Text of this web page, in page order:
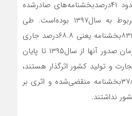
کاهش یافت. در کل، حدود ۴۱‌درصد‌بخشنامه‌‌‌‌‌های صادرشده
طی دوره‌مورد بررسی مربوط به سال‌۱۳۹۷ بوده‌است. طی
دوره‌مورد بررسی، تعداد ۸۳۲‌بخشنامه یعنی ۶۸.۸‌درصد جاری
بودند که بدون‌توجه به زمان صدور آنها از سال‌۱۳۹۵ تا پایان
فرآیند تجارت و تولید کشور اثرگذار هستند،
اما در این میان، تعداد ۳۷۸‌بخشنامه منقضی‌شده و اثری بر